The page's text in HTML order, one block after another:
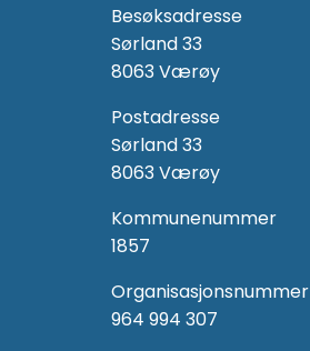
Besøksadresse
Sørland 33
8063 Værøy
Postadresse
Sørland 33
8063 Værøy
Kommunenummer
1857
Organisasjonsnummer
964 994 307